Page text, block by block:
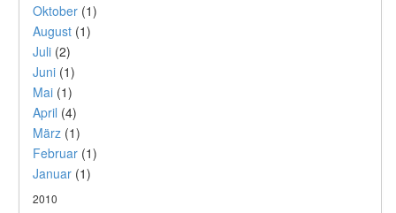
Oktober (1)
August (1)
Juli (2)
Juni (1)
Mai (1)
April (4)
März (1)
Februar (1)
Januar (1)
2010